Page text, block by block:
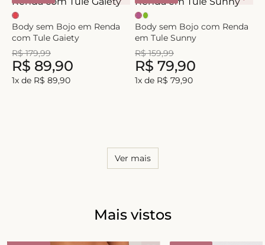
Body sem Bojo em Renda
com Tule Gaiety
R$ 179,99
R$ 89,90
1x de R$ 89,90
Body sem Bojo com Renda
em Tule Sunny
R$ 159,99
R$ 79,90
1x de R$ 79,90
Ver mais
Mais vistos
short doll
º plus